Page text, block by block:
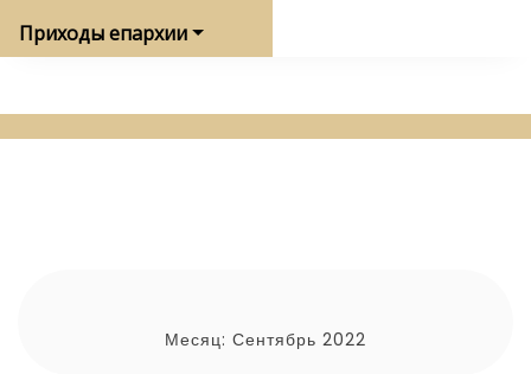
Приходы епархии
Месяц: Сентябрь 2022